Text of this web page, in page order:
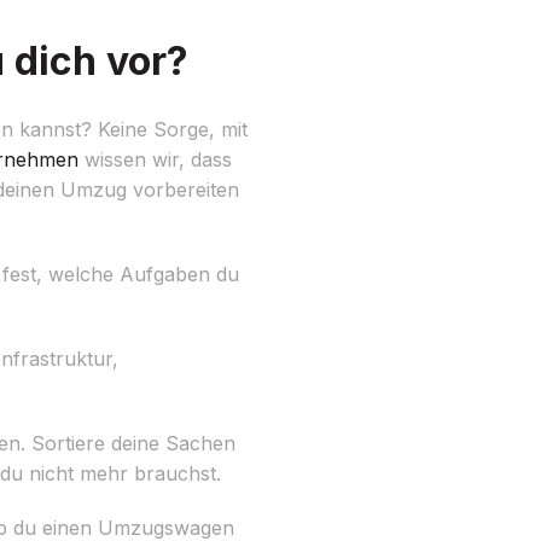
dich vor?
kannst? Keine Sorge, mit
wissen wir, dass
Umzug vorbereiten
welche Aufgaben du
Sortiere deine Sachen
nicht mehr brauchst.
du einen Umzugswagen